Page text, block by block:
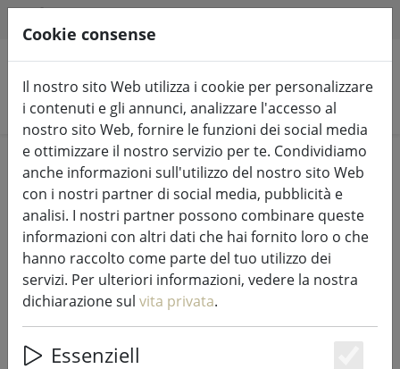
Cerca prodotti
Home Luci e illuminazione fiabesca Luci di fata
Kaemingk Lumineo Durawise luci
fiabesche Basic 96 LED bianco caldo
per esterni 7,1 m a batteria nero
Cookie consense
Il nostro sito Web utilizza i cookie per personalizzare
i contenuti e gli annunci, analizzare l'accesso al
nostro sito Web, fornire le funzioni dei social media
e ottimizzare il nostro servizio per te. Condividiamo
anche informazioni sull'utilizzo del nostro sito Web
con i nostri partner di social media, pubblicità e
analisi. I nostri partner possono combinare queste
informazioni con altri dati che hai fornito loro o che
hanno raccolto come parte del tuo utilizzo dei
servizi. Per ulteriori informazioni, vedere la nostra
dichiarazione sul vita privata.
Essenziell